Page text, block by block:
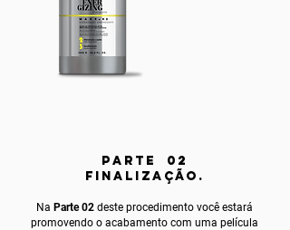
PARTE 02
FINALIZAÇÃO.
Na Parte 02 deste procedimento você estará
promovendo o acabamento com uma película